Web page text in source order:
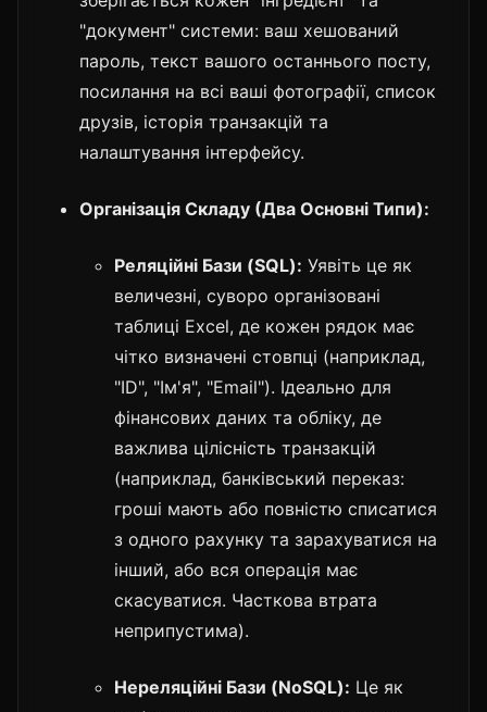
"документ" системи: ваш хешований
пароль, текст вашого останнього посту,
посилання на всі ваші фотографії, список
друзів, історія транзакцій та
налаштування інтерфейсу.
Організація Складу (Два Основні Типи):
Реляційні Бази (SQL): Уявіть це як
величезні, суворо організовані
таблиці Excel, де кожен рядок має
чітко визначені стовпці (наприклад,
"ID", "Ім'я", "Email"). Ідеально для
фінансових даних та обліку, де
важлива цілісність транзакцій
(наприклад, банківський переказ:
гроші мають або повністю списатися
з одного рахунку та зарахуватися на
інший, або вся операція має
скасуватися. Часткова втрата
неприпустима).
Нереляційні Бази (NoSQL): Це як